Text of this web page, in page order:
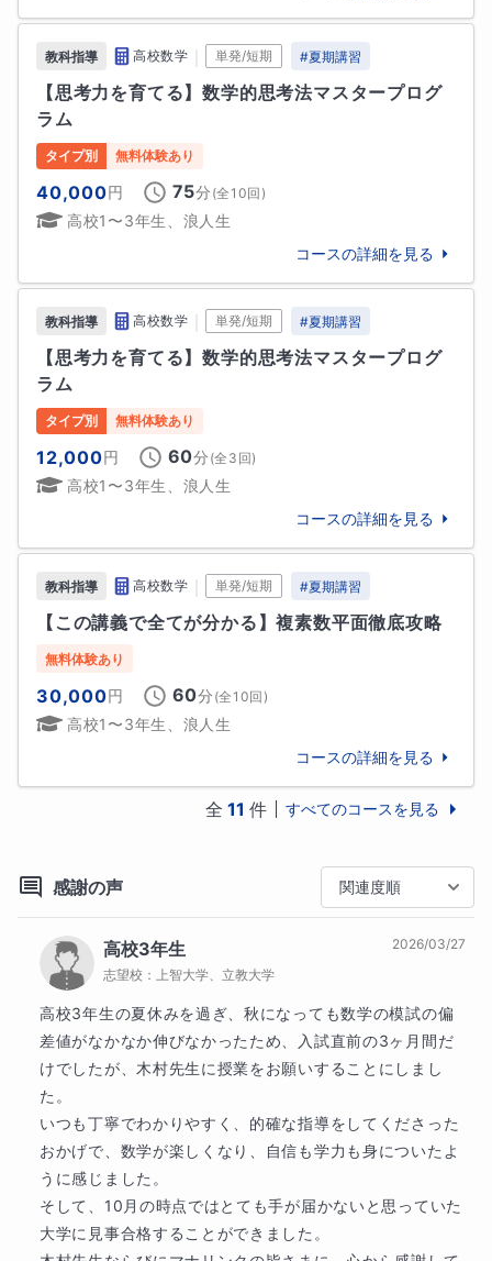
方
・一人で勉強していても不安や焦りが消えない方
数学が苦手でも、理解の根っこから整えていけば、必
ず“できる”に変わります。【基礎力強化メソッド】
は、そのための最短ルートです。あなたの“わからな
い”を“わかる”に、“わかる”を“使える”に変えるお手伝
いを、ぜひ私にさせてください。
・バイオリン、ピアノ
両方とも6歳から継続してきました。大学ではオーケス
トラに所属しておりました。
学生の頃は、勉強の合間に休憩として弾いておりまし
た。楽器に触れることで、心身ともにリラックスでき
るため、今でも続けています。
・読書
毎日一冊は必ず本を読むようにしています。
散歩は休日に行うようにしています。散歩をすると、
外の空気や自然にも触れることができ、とても有意義
です。
学歴
2013年　私立成城中学卒業
2016年　私立成城高校卒業
2021年　早稲田大学先進理工学部応用物理学科卒業
2023年　東京大学学際情報学府卒業
定準1級
大阪大学
11 校
高校
難関国公立高校
東京学芸大学附属高等学校
東京都立八王子東高等学校
東京都立立川高等学校
中学校
慶應義塾中等部
早稲田中学校
難関校
巣鴨中学校
早稲田大学高等学院中学部 慶應義塾普通部
教科指導 高校数学 単発/短期 #夏期講習
【思考力を育てる】数学的思考法マスタープログ
ラム
タイプ別 無料体験あり
40,000円 75分 (全10回)
高校1〜3年生、浪人生
コースの詳細を見る
教科指導 高校数学 単発/短期 #夏期講習
【思考力を育てる】数学的思考法マスタープログ
ラム
タイプ別 無料体験あり
12,000円 60分 (全 3 回)
高校1〜3年生、浪人生
コースの詳細を見る
教科指導 高校数学 単発/短期 #夏期講習
【この講義で全てが分かる】複素数平面徹底攻略
無料体験あり
30,000円 60分 (全10回)
高校1〜3年生、浪人生
コースの詳細を見る
全 11 件 すべてのコースを見る
感謝の声 関連度順
高校3年生
志望校： 上智大学、立教大学
2026/03/27
高校3年生の夏休みを過ぎ、秋になっても数学の模試の偏
差値がなかなか伸びなかったため、入試直前の3ヶ月間だ
けでしたが、木村先生に授業をお願いすることにしまし
た。
いつも丁寧でわかりやすく、的確な指導をしてくださった
おかげで、数学が楽しくなり、自信も学力も身についたよ
うに感じました。
そして、10月の時点ではとても手が届かないと思っていた
大学に見事合格することができました。